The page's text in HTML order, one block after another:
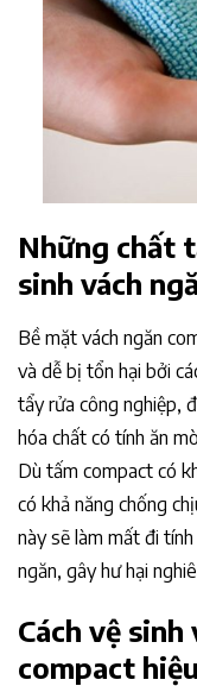
Những chất
sinh vách
Bề mặt vách ngăn
và dễ bị tổn hại bởi
tẩy rửa công nghiệp,
hóa chất có tính ăn
Dù tấm compact có
có khả năng chống
này sẽ làm mất đi
ngăn, gây hư hại
Cách vệ sinh
compact